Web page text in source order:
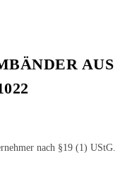
AUS
nach §19 (1) UStG.